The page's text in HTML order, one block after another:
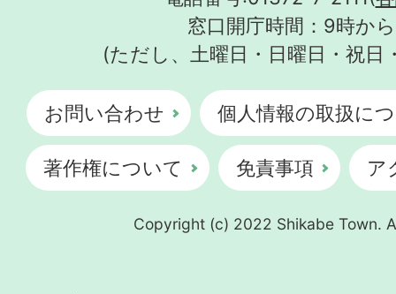
窓口開庁時間：9時か
(ただし、土曜日・日曜日・祝日
お問い合わせ 個人情報の取扱に
著作権について 免責事項 ア
Copyright (c) 2022 Shikabe Town.